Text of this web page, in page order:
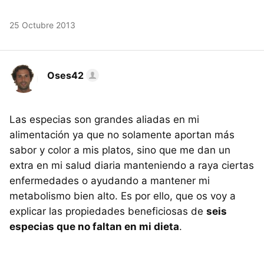
25 Octubre 2013
Oses42
Las especias son grandes aliadas en mi
alimentación ya que no solamente aportan más
sabor y color a mis platos, sino que me dan un
extra en mi salud diaria manteniendo a raya ciertas
enfermedades o ayudando a mantener mi
metabolismo bien alto. Es por ello, que os voy a
explicar las propiedades beneficiosas de seis
especias que no faltan en mi dieta.